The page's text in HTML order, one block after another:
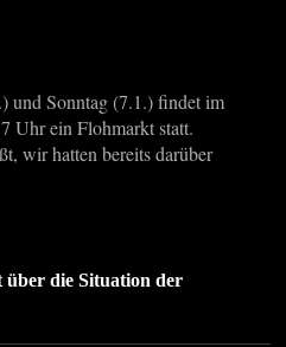
und Sonntag (7.1.) findet im
Uhr ein Flohmarkt statt.
wir hatten bereits darüber
die Situation der